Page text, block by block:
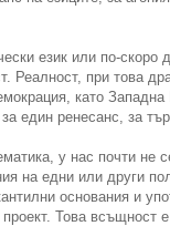
език или по-скоро
при това
като
един ренесанс, за
у нас почти
на едни или други
основания и
Това